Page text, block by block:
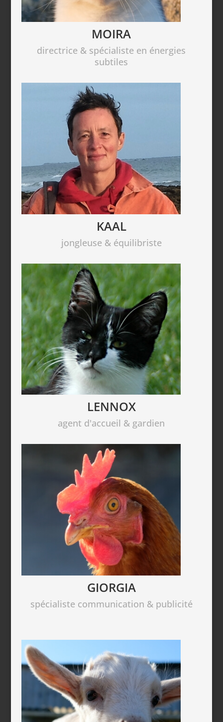
MOIRA
directrice & spécialiste en énergies
subtiles
KAAL
jongleuse & équilibriste
LENNOX
agent d'accueil & gardien
GIORGIA
spécialiste communication & publicité